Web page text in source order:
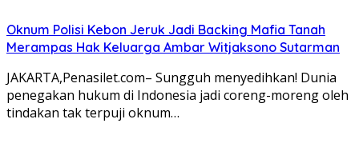
Oknum Polisi Kebon Jeruk Jadi Backing Mafia Tanah
Merampas Hak Keluarga Ambar Witjaksono Sutarman
JAKARTA,Penasilet.com– Sungguh menyedihkan! Dunia
penegakan hukum di Indonesia jadi coreng-moreng oleh
tindakan tak terpuji oknum…